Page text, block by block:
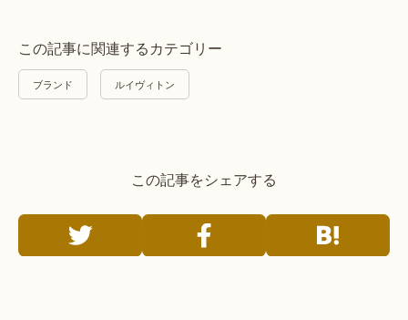
この記事に関連するカテゴリー
ブランド ルイヴィトン
この記事をシェアする